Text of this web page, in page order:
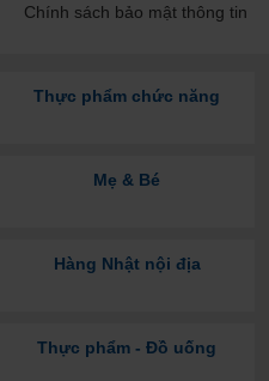
Viên uống tăng cường
sinh sản cho phụ nữ
Chính sách bảo mật thông tin
Thực phẩm chức năng
Mẹ & Bé
Hàng Nhật nội địa
Thực phẩm - Đồ uống